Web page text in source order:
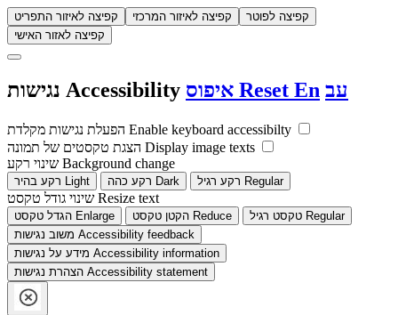
קפיצה לאיזור התפריט קפיצה לאיזור המרכזי
קפיצה לפוטר
קפיצה לאזור האישי
Accessibility Reset En עב
Enable keyboard accessibilty
Display image texts
Background change
Light Dark Regular
Resize text
Enlarge Reduce
Regular
Accessibility feedback
Accessibility information
Accessibility statement